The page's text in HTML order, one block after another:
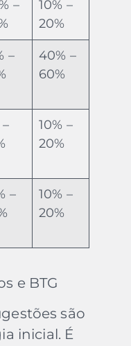
–
10% –
20%
–
40% –
60%
10% –
20%
–
10% –
20%
e BTG
são
inicial. É